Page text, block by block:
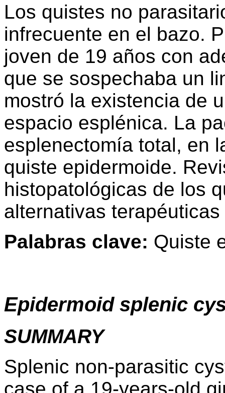
Los quistes no
infrecuente en el bazo.
joven de 19 años con
que se sospechaba un
mostró la existencia de
espacio esplénica. La
esplenectomía total, en
quiste epidermoide.
histopatológicas de los
alternativas
Palabras clave: Quiste
Epidermoid splenic
SUMMARY
Splenic non-parasitic